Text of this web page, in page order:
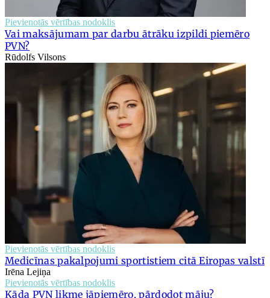
Pievienotās vērtības nodoklis
Vai maksājumam par darbu ātrāku izpildi piemēro
PVN?
Rūdolfs Vilsons
Pievienotās vērtības nodoklis
Medicīnas pakalpojumi sportistiem citā Eiropas valstī
Irēna Lejiņa
Pievienotās vērtības nodoklis
Kāda PVN likme jāpiemēro, pārdodot māju?